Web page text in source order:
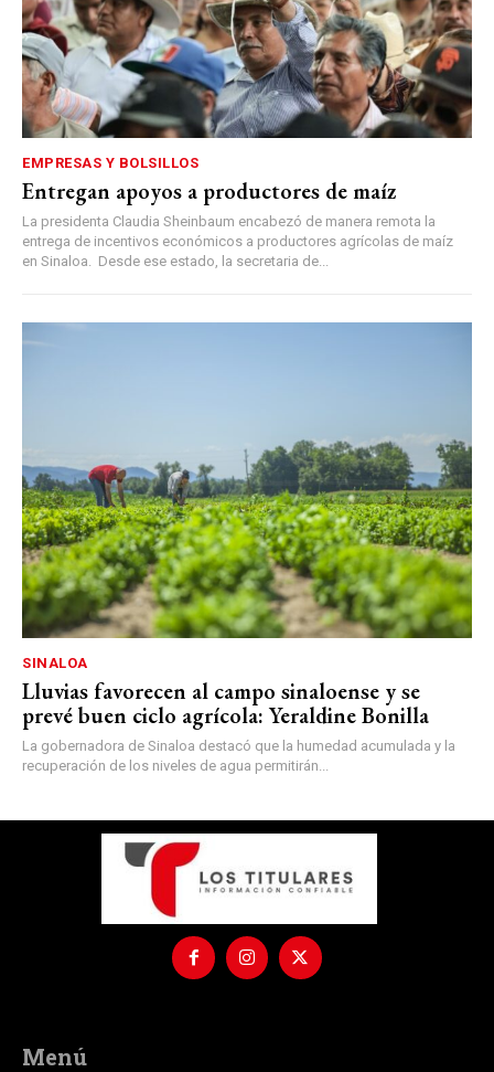
EMPRESAS Y BOLSILLOS
Entregan apoyos a productores de maíz
La presidenta Claudia Sheinbaum encabezó de manera remota la
entrega de incentivos económicos a productores agrícolas de maíz
en Sinaloa. Desde ese estado, la secretaria de...
SINALOA
Lluvias favorecen al campo sinaloense y se
prevé buen ciclo agrícola: Yeraldine Bonilla
La gobernadora de Sinaloa destacó que la humedad acumulada y la
recuperación de los niveles de agua permitirán...
Menú